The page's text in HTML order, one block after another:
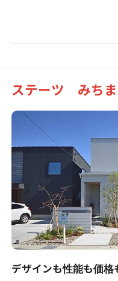
ステーツ みち
デザインも性能も価